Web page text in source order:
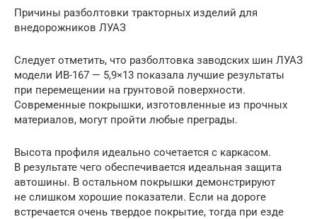
Причины разболтовки тракторных изделий для
внедорожников ЛУАЗ
Следует отметить, что разболтовка заводских шин ЛУАЗ
модели ИВ-167 — 5,9×13 показала лучшие результаты
при перемещении на грунтовой поверхности.
Современные покрышки, изготовленные из прочных
материалов, могут пройти любые преграды.
Высота профиля идеально сочетается с каркасом.
В результате чего обеспечивается идеальная защита
автошины. В остальном покрышки демонстрируют
не слишком хорошие показатели. Если на дороге
встречается очень твердое покрытие, тогда при езде